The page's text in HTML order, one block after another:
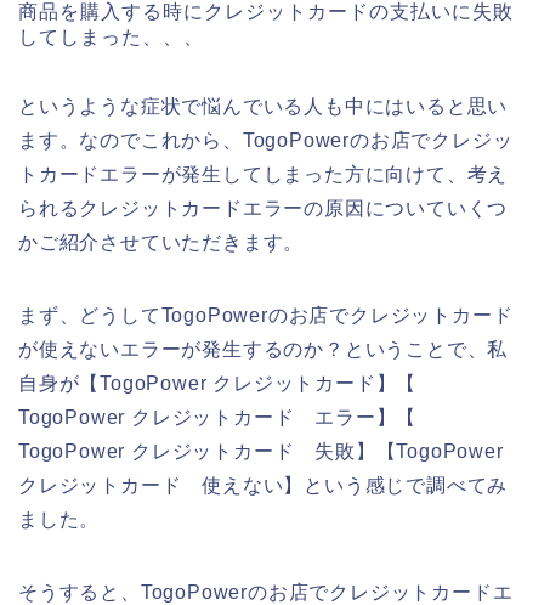
商品を購入する時にクレジットカードの支払いに失敗
してしまった、、、
というような症状で悩んでいる人も中にはいると思い
ます。なのでこれから、TogoPowerのお店でクレジッ
トカードエラーが発生してしまった方に向けて、考え
られるクレジットカードエラーの原因についていくつ
かご紹介させていただきます。
まず、どうしてTogoPowerのお店でクレジットカード
が使えないエラーが発生するのか？ということで、私
自身が【TogoPower クレジットカード】【
TogoPower クレジットカード エラー】【
TogoPower クレジットカード 失敗】【TogoPower
クレジットカード 使えない】という感じで調べてみ
ました。
そうすると、TogoPowerのお店でクレジットカードエ